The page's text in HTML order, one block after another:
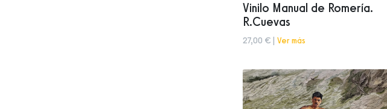
Vinilo Manual de Romería.
R.Cuevas
27,00 € | Ver más